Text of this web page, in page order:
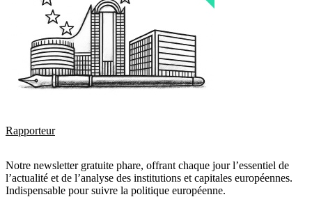
Rapporteur
Notre newsletter gratuite phare, offrant chaque jour l’essentiel de
l’actualité et de l’analyse des institutions et capitales européennes.
Indispensable pour suivre la politique européenne.